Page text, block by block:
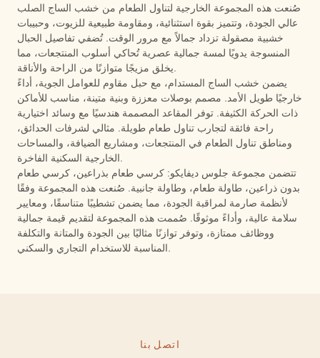
صُنعت هذه المجموعة الخارجية لتناول الطعام من خشب الساج الصلب
عالي الجودة، وتتميز بقوة استثنائية، ومقاومة طبيعية للزيوت، وحبيبات
خشبية مصقولة تزداد جمالاً مع مرور الوقت. تُضفي تفاصيل الحبال
المنسوجة يدويًا لمسة جمالية عصرية تُحاكي أسلوب المنتجعات، مما
يخلق مزيجًا متوازنًا من الراحة والأناقة.
يضمن خشب الساج المستدام، مع حبل مقاوم للعوامل الجوية، أداءً
خارجيًا طويل الأمد. مصمم بوصلات معززة وبنية متينة، مناسب للأماكن
ذات الحركة الكثيفة. توفر المقاعد المصممة هندسيًا مع وسائد اختيارية
راحة فائقة لتجارب تناول طعام طويلة. مثالي لشرفات الحدائق،
ومناطق تناول الطعام في المنتجعات، ومشاريع الضيافة، والمساحات
الخارجية السكنية الفاخرة.
تتضمن مجموعة جلوس ديفايكو: كرسي طعام بذراعين، كرسي طعام
بدون ذراعين، طاولة طعام، وطاولة جانبية. صُنعت هذه المجموعة وفقًا
لأنظمة صارمة لمراقبة الجودة، مما يضمن تشطيبًا متناسقًا، ومعايير
سلامة عالية، وأداءً موثوقًا. صُممت هذه المجموعة لتقديم قيمة جمالية
ووظائف ممتازة، وتوفر توازنًا مثاليًا بين الجودة والمتانة والتكلفة
المناسبة للاستخدام التجاري والسكني.
اتصل بنا